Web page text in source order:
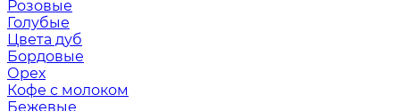
Розовые
Голубые
Цвета дуб
Бордовые
Орех
Кофе с молоком
Бежевые